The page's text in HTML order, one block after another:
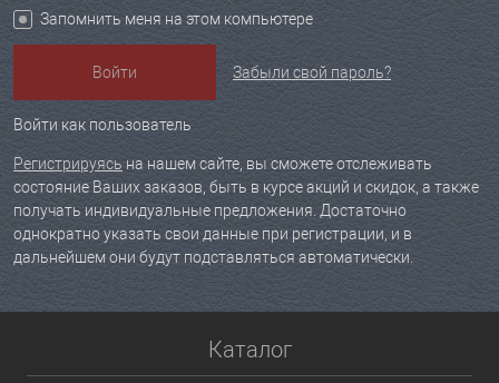
Запомнить меня на этом компьютере
Забыли свой пароль?
Войти как пользователь
Регистрируясь на нашем сайте, вы сможете отслеживать
состояние Ваших заказов, быть в курсе акций и скидок, а также
получать индивидуальные предложения. Достаточно
однократно указать свои данные при регистрации, и в
дальнейшем они будут подставляться автоматически.
Каталог